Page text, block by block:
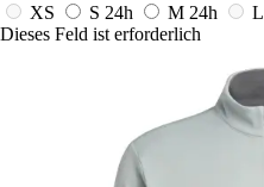
XS
S 24h M 24h L
Dieses Feld ist erforderlich